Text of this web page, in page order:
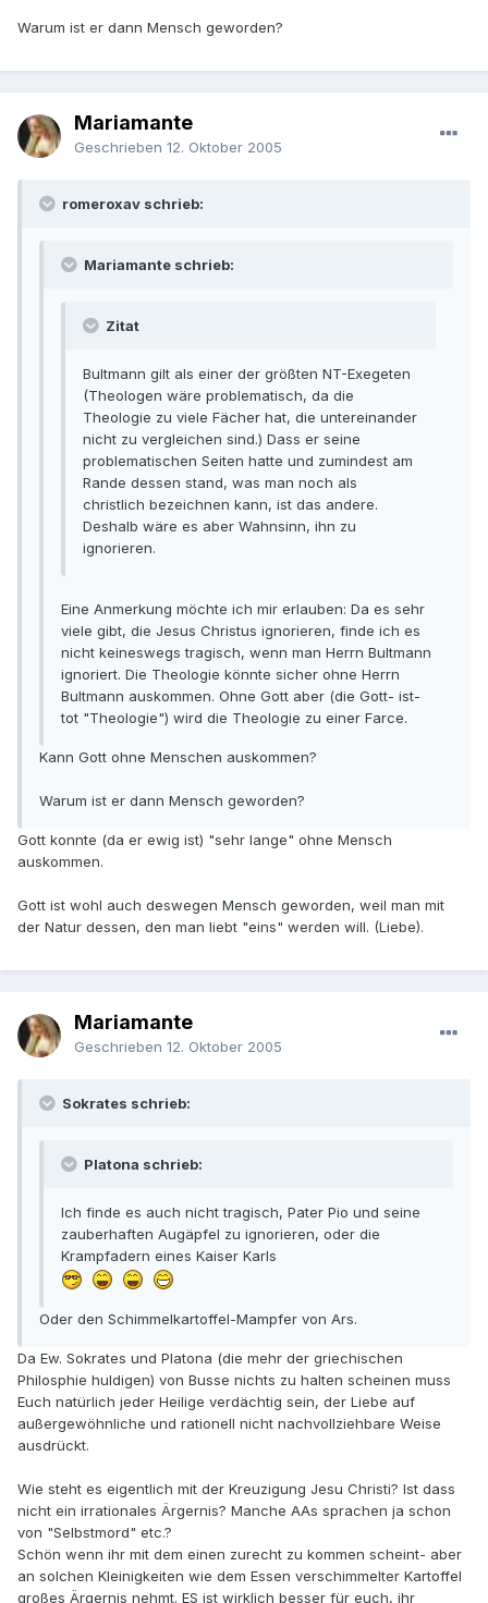
Warum ist er dann Mensch geworden?
Mariamante
Geschrieben 12. Oktober 2005
romeroxav schrieb:
Mariamante schrieb:
Zitat
Bultmann gilt als einer der größten NT-Exegeten
(Theologen wäre problematisch, da die
Theologie zu viele Fächer hat, die untereinander
nicht zu vergleichen sind.) Dass er seine
problematischen Seiten hatte und zumindest am
Rande dessen stand, was man noch als
christlich bezeichnen kann, ist das andere.
Deshalb wäre es aber Wahnsinn, ihn zu
ignorieren.
Eine Anmerkung möchte ich mir erlauben: Da es sehr
viele gibt, die Jesus Christus ignorieren, finde ich es
nicht keineswegs tragisch, wenn man Herrn Bultmann
ignoriert. Die Theologie könnte sicher ohne Herrn
Bultmann auskommen. Ohne Gott aber (die Gott- ist-
tot "Theologie") wird die Theologie zu einer Farce.
Kann Gott ohne Menschen auskommen?
Warum ist er dann Mensch geworden?
Gott konnte (da er ewig ist) "sehr lange" ohne Mensch
auskommen.
Gott ist wohl auch deswegen Mensch geworden, weil man mit
der Natur dessen, den man liebt "eins" werden will. (Liebe).
Mariamante
Geschrieben 12. Oktober 2005
Sokrates schrieb:
Platona schrieb:
Ich finde es auch nicht tragisch, Pater Pio und seine
zauberhaften Augäpfel zu ignorieren, oder die
Krampfadern eines Kaiser Karls
Oder den Schimmelkartoffel-Mampfer von Ars.
Da Ew. Sokrates und Platona (die mehr der griechischen
Philosphie huldigen) von Busse nichts zu halten scheinen muss
Euch natürlich jeder Heilige verdächtig sein, der Liebe auf
außergewöhnliche und rationell nicht nachvollziehbare Weise
ausdrückt.
Wie steht es eigentlich mit der Kreuzigung Jesu Christi? Ist dass
nicht ein irrationales Ärgernis? Manche AAs sprachen ja schon
von "Selbstmord" etc.?
Schön wenn ihr mit dem einen zurecht zu kommen scheint- aber
an solchen Kleinigkeiten wie dem Essen verschimmelter Kartoffel
großes Ärgernis nehmt. ES ist wirklich besser für euch, ihr